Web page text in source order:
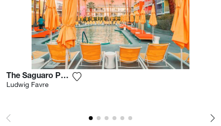
The Saguaro Palm Springs
Ludwig Favre